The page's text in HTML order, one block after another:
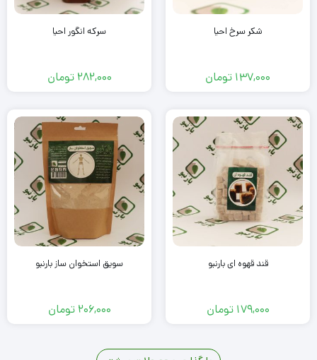
شکر سرخ احیا
137,000 تومان
سرکه انگور احیا
282,000 تومان
قند قهوه ای بارنبو
179,000 تومان
سویق استخوان ساز بارنبو
206,000 تومان